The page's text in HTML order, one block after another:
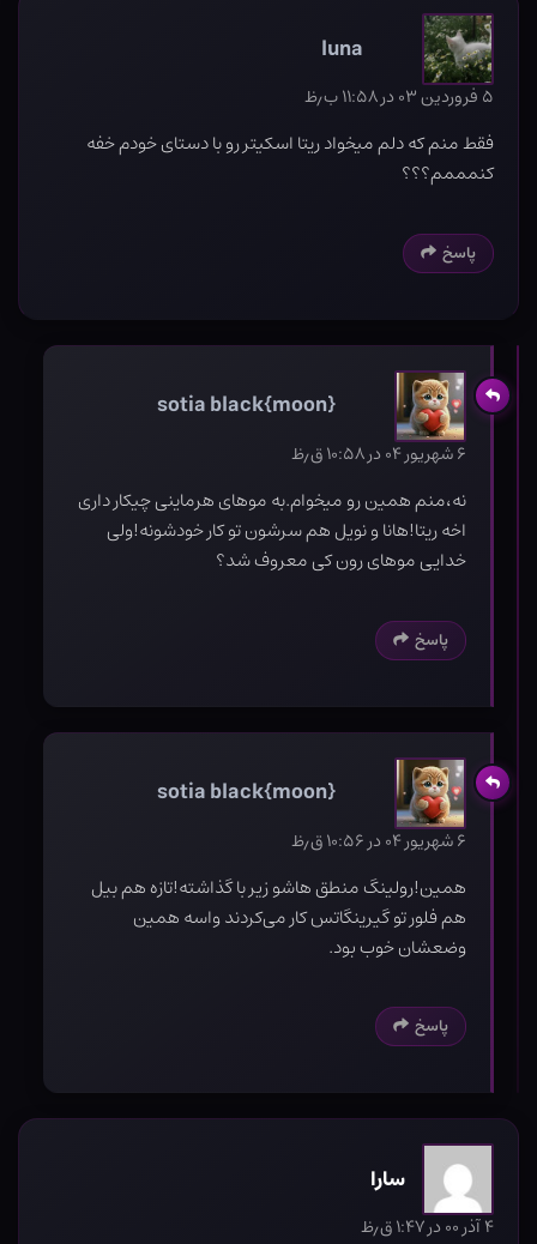
luna
۵ فروردین ۰۳ در ۱۱:۵۸ ب٫ظ
فقط منم که دلم میخواد ریتا اسکیتر رو با دستای خودم خفه
کنمممم؟؟؟
پاسخ
sotia black{moon}
۶ شهریور ۰۴ در ۱۰:۵۸ ق٫ظ
نه،منم همین رو میخوام.به موهای هرماینی چیکار داری
اخه ریتا!هانا و نویل هم سرشون تو کار خودشونه!ولی
خدایی موهای رون کی معروف شد؟
پاسخ
sotia black{moon}
۶ شهریور ۰۴ در ۱۰:۵۶ ق٫ظ
همین!رولینگ منطق هاشو زیر با گذاشته!تازه هم بیل
هم فلور تو گیرینگاتس کار می‌کردند واسه همین
وضعشان خوب بود.
پاسخ
سارا
۴ آذر ۰۰ در ۱:۴۷ ق٫ظ